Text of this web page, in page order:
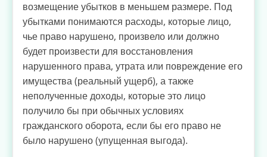
возмещение убытков в меньшем размере. Под
убытками понимаются расходы, которые лицо,
чье право нарушено, произвело или должно
будет произвести для восстановления
нарушенного права, утрата или повреждение его
имущества (реальный ущерб), а также
неполученные доходы, которые это лицо
получило бы при обычных условиях
гражданского оборота, если бы его право не
было нарушено (упущенная выгода).